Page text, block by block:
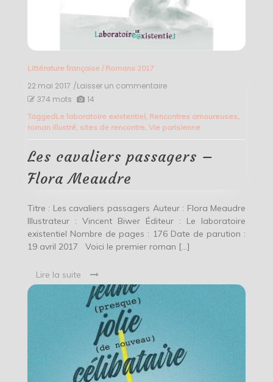
Littérature française/ Romans 2017
22 mai 2017 /Laisser un commentaireon
passagers
–
374 mots 14
TaggedLe laboratoire existentiel Rencontres amoureuses
roman illustré sites de rencontre, Vie parisienne
Les cavaliers passagers –
Flora Meaudre
Titre : Les cavaliers passagers Auteur : Flora Meaudre
Illustrateur : Vincent Biwer Éditeur : Le laboratoire
existentiel Nombre de pages : 176 Date de parution :
19 avril 2017 Voici le premier roman […]
Lire la suite